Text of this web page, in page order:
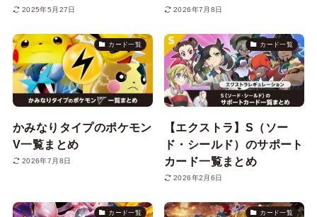
2025年5月27日 2026年7月8日
カード一覧
かみなりタイプのポケモン
V一覧まとめ
2026年7月8日
カード一覧
【エクストラ】S（ソー
ド・シールド）のサポート
カード一覧まとめ
2026年2月6日
カード一覧 カード一覧